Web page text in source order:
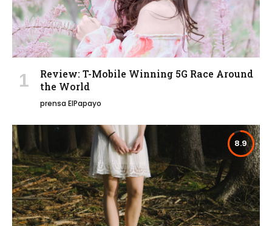
Review: T-Mobile Winning 5G Race Around
the World
prensa ElPapayo
8.9